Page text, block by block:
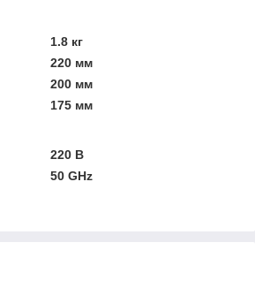
1.8 кг
220 мм
200 мм
175 мм
220 В
50 GHz